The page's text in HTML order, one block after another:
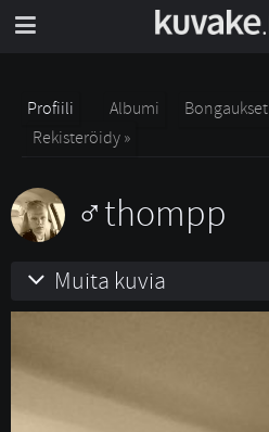
Profiili Albumi Bongaukset
Rekisteröidy »
thompp
Muita kuvia